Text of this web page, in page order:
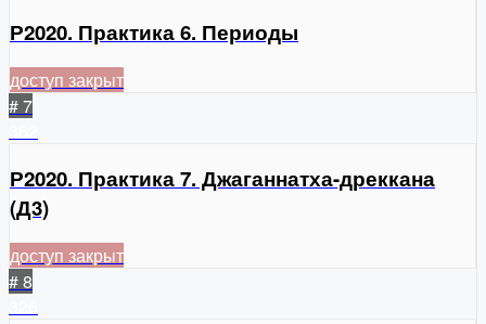
Р2020. Практика 6. Периоды
доступ закрыт
# 7
Р2020. Практика 7. Джаганнатха-дреккана
(Д3)
доступ закрыт
# 8